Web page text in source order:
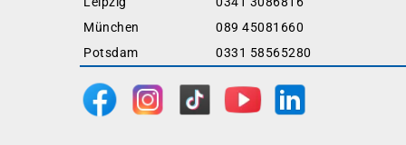
München
089 45081660
Potsdam
0331 58565280